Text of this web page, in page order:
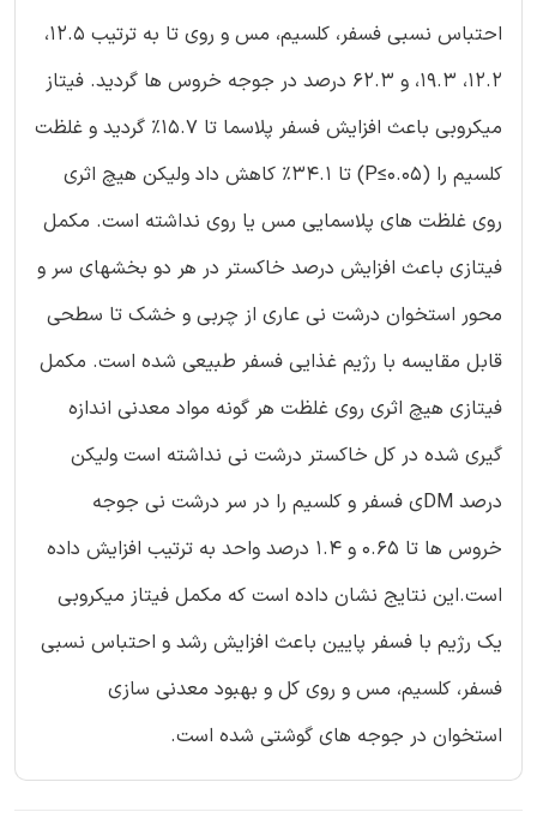
احتباس نسبی فسفر، کلسیم، مس و روی تا به ترتیب 12.5،
12.2، 19.3، و 62.3 درصد در جوجه خروس ها گردید. فیتاز
میکروبی باعث افزایش فسفر پلاسما تا 15.7% گردید و غلظت
کلسیم را (P≤0.05) تا 34.1% کاهش داد ولیکن هیچ اثری
روی غلظت های پلاسمایی مس یا روی نداشته است. مکمل
فیتازی باعث افزایش درصد خاکستر در هر دو بخشهای سر و
محور استخوان درشت نی عاری از چربی و خشک تا سطحی
قابل مقایسه با رژیم غذایی فسفر طبیعی شده است. مکمل
فیتازی هیچ اثری روی غلظت هر گونه مواد معدنی اندازه
گیری شده در کل خاکستر درشت نی نداشته است ولیکن
درصد DMی فسفر و کلسیم را در سر درشت نی جوجه
خروس ها تا 0.65 و 1.4 درصد واحد به ترتیب افزایش داده
است.این نتایج نشان داده است که مکمل فیتاز میکروبی
یک رژیم با فسفر پایین باعث افزایش رشد و احتباس نسبی
فسفر، کلسیم، مس و روی کل و بهبود معدنی سازی
استخوان در جوجه های گوشتی شده است.